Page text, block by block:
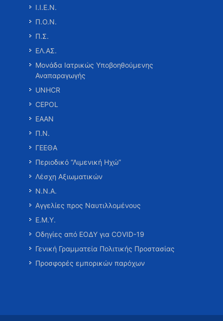
Ι.Ι.Ε.Ν.
Π.Ο.Ν.
Π.Σ.
ΕΛ.ΑΣ.
Μονάδα Ιατρικώς Υποβοηθούμενης
Αναπαραγωγής
UNHCR
CEPOL
ΕΑΑΝ
Π.Ν.
ΓΕΕΘΑ
Περιοδικό “Λιμενική Ηχώ”
Λέσχη Αξιωματικών
Ν.Ν.Α.
Αγγελίες προς Ναυτιλλομένους
Ε.Μ.Υ.
Οδηγίες από ΕΟΔΥ για COVID-19
Γενική Γραμματεία Πολιτικής Προστασίας
Προσφορές εμπορικών παρόχων